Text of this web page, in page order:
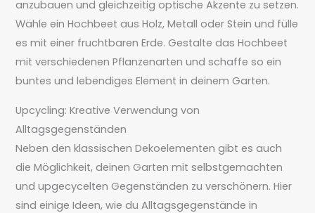
anzubauen und gleichzeitig optische Akzente zu setzen.
Wähle ein Hochbeet aus Holz, Metall oder Stein und fülle
es mit einer fruchtbaren Erde. Gestalte das Hochbeet
mit verschiedenen Pflanzenarten und schaffe so ein
buntes und lebendiges Element in deinem Garten.
Upcycling: Kreative Verwendung von
Alltagsgegenständen
Neben den klassischen Dekoelementen gibt es auch
die Möglichkeit, deinen Garten mit selbstgemachten
und upgecycelten Gegenständen zu verschönern. Hier
sind einige Ideen, wie du Alltagsgegenstände in